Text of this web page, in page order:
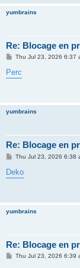
yumbrains
Re: Blocage en
P
s
t
Thu Jul 23, 2026 6:37
Perc
yumbrains
Re: Blocage en
P
s
t
Thu Jul 23, 2026 6:38
Deko
yumbrains
Re: Blocage en
PThu Jul 23, 2026 6:39